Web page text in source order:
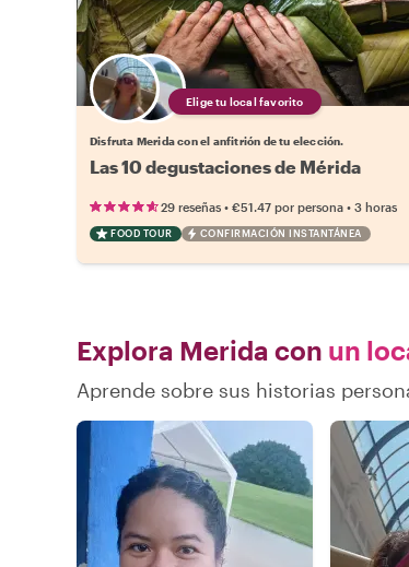
Elige tu local favorito
Disfruta Merida con el anfitrión de tu elección.
Las 10 degustaciones de Mérida
29 reseñas • €51.47 por persona • 3 horas
FOOD TOUR CONFIRMACIÓN INSTANTÁNEA
Explora Merida con un
Aprende sobre sus historias